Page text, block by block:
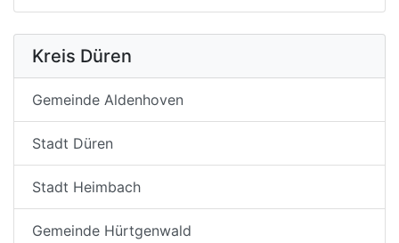
Kreis Düren
Gemeinde Aldenhoven
Stadt Düren
Stadt Heimbach
Gemeinde Hürtgenwald